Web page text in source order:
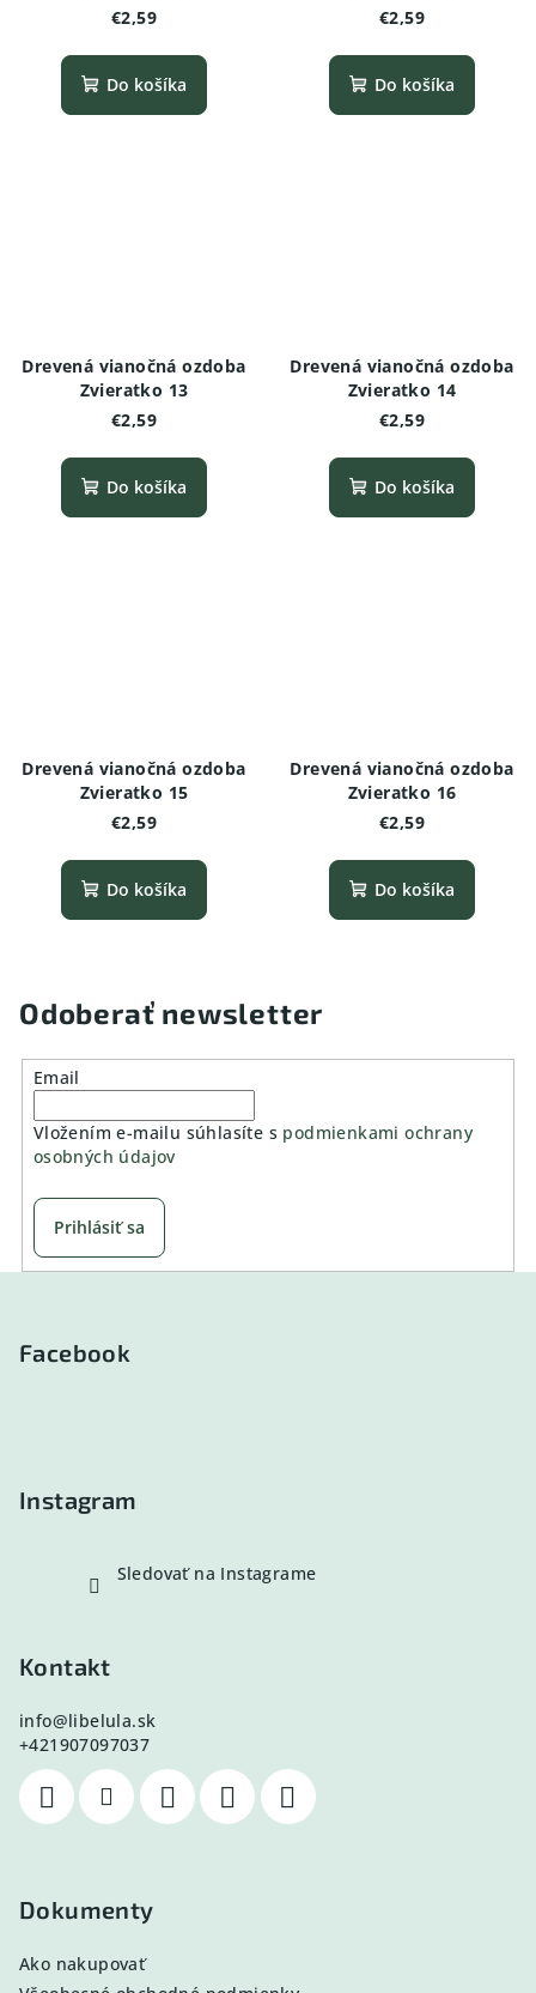
€2,59
Do košíka
€2,59
Do košíka
Drevená vianočná ozdoba
Zvieratko 13
€2,59
Do košíka
Drevená vianočná ozdoba
Zvieratko 14
€2,59
Do košíka
Drevená vianočná ozdoba
Zvieratko 15
€2,59
Do košíka
Drevená vianočná ozdoba
Zvieratko 16
€2,59
Do košíka
Odoberať newsletter
Email
Vložením e-mailu súhlasíte s podmienkami ochrany
osobných údajov
Prihlásiť sa
Facebook
Instagram
Sledovať na Instagrame
Kontakt
info@libelula.sk
+421907097037
Dokumenty
Ako nakupovať